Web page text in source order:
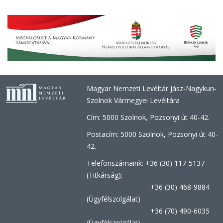
Magyar Nemzeti Levéltár Jász-Nagykun-
Szolnok Vármegyei Levéltára
Cím: 5000 Szolnok, Pozsonyi út 40-42.
Postacím: 5000 Szolnok, Pozsonyi út 40-
42.
Telefonszámaink: +36 (30) 117-5137
(Titkárság);
+36 (30) 468-9884
(Ügyfélszolgálat)
+36 (70) 490-6035